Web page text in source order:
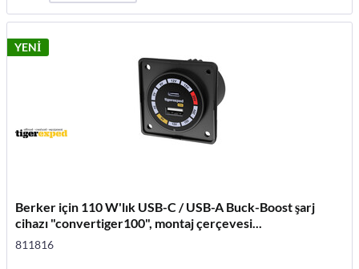
YENİ
Berker için 110 W'lık USB-C / USB-A Buck-Boost şarj
cihazı "convertiger100", montaj çerçevesi...
811816